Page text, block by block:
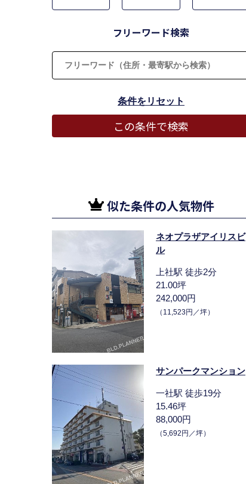
フリーワード検索
似た条件の人気物件
ネオプラザアイリスビ
ル
上社駅 徒歩2分
21.00坪
242,000円
（11,523円／坪）
サンパークマンション
一社駅 徒歩19分
15.46坪
88,000円
（5,692円／坪）